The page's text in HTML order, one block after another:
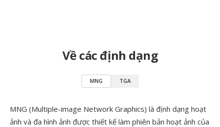
Về các định dạng
MNG TGA
MNG (Multiple-image Network Graphics) là định dạng hoạt
ảnh và đa hình ảnh được thiết kế làm phiên bản hoạt ảnh của